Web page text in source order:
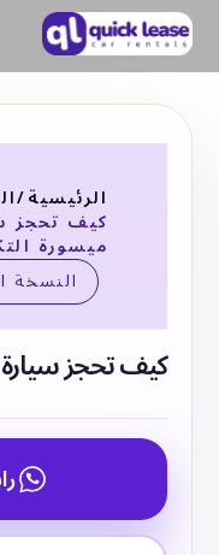
الرئيسية/
كيف تحجز
ميسورة
النسخة
كيف تحجز